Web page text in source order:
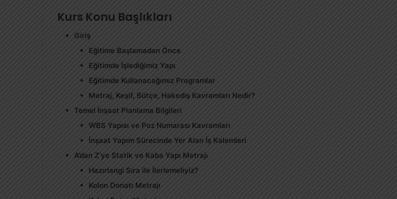
Kurs Konu Başlıkları
Giriş
Eğitime Başlamadan Önce
Eğitimde İşlediğimiz Yapı
Eğitimde Kullanacağımız Programlar
Metraj, Keşif, Bütçe, Hakediş Kavramları Nedir?
Temel İnşaat Planlama Bilgileri
WBS Yapısı ve Poz Numarası Kavramları
İnşaat Yapım Sürecinde Yer Alan İş Kalemleri
A’dan Z’ye Statik ve Kaba Yapı Metrajı
Hazırlangi Sıra ile İlerlemeliyiz?
Kolon Donatı Metrajı